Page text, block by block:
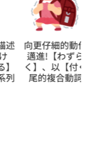
向更仔細的動作描述
邁進!【わずらい付
く】、以【付く】接
尾的複合動詞系列